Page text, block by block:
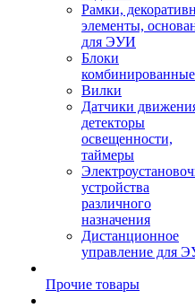
Рамки,
элементы,
для ЭУИ
Блоки
комбинированные
Вилки
Датчики
детекторы
освещенности,
таймеры
устройства
различного
назначения
Дистанционное
управление для
Прочие товары